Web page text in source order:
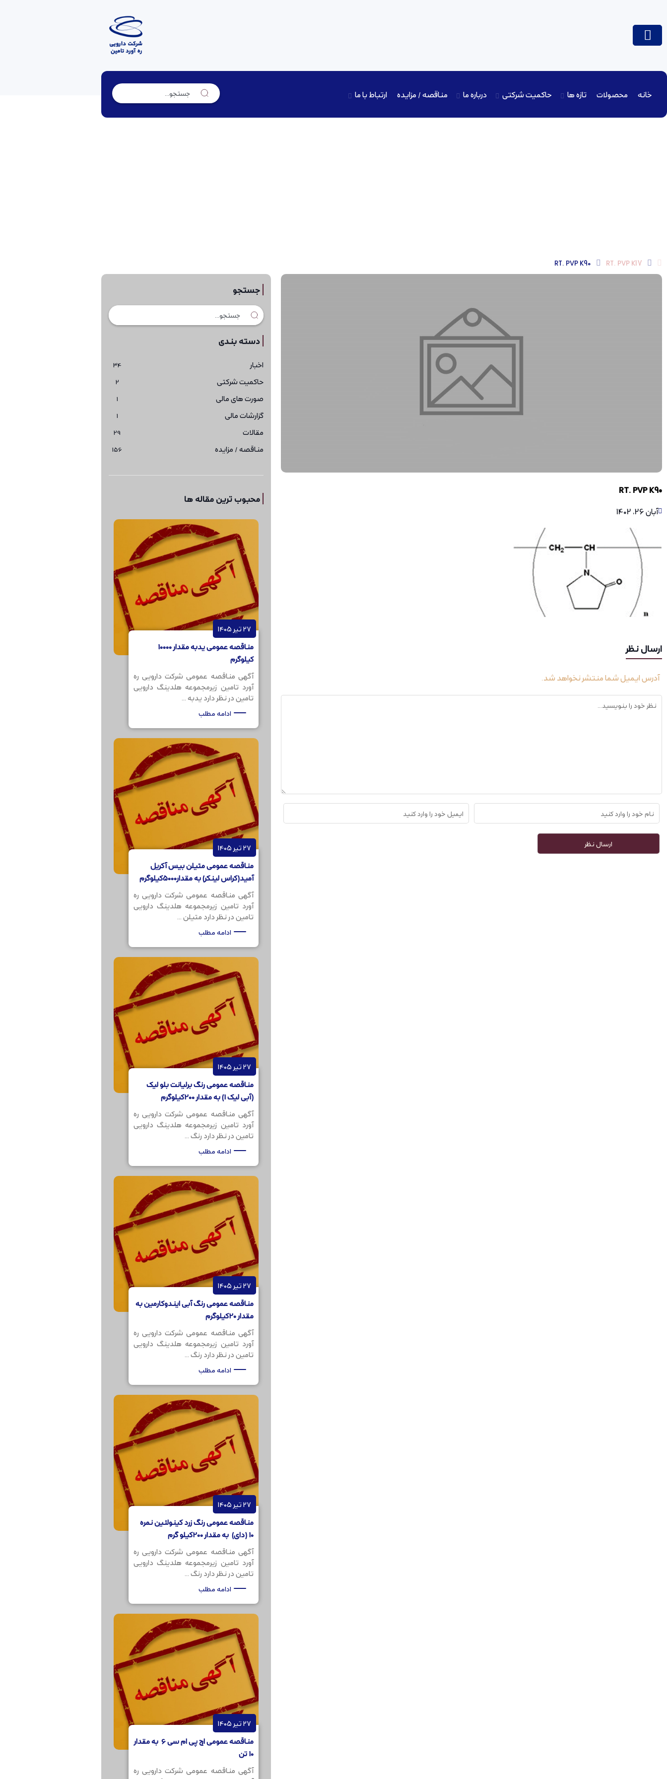
خانه محصولات تازه ها حاکمیت شرکتی درباره ما مناقصه / مزایده ارتباط با ما
RT. PVP K17
RT. PVP K90
RT. PVP K90
آبان 26, 1402
ارسال نظر
آدرس ایمیل شما منتشر نخواهد شد.
جستجو
دسته بندی
اخبار 34
حاکمیت شرکتی 2
صورت های مالی 1
گزارشات مالی 1
مقالات 29
مناقصه / مزایده 156
محبوب ترین مقاله ها
27 تیر 1405
مناقصه عمومی یدبه مقدار 10000
کیلوگرم
آگهی مناقصه عمومی شرکت دارویی ره
آورد تامین زیرمجموعه هلدینگ دارویی
تامین در نظر دارد یدبه ...
ادامه مطلب
27 تیر 1405
مناقصه عمومی متیلن بیس آکریل
آمید(کراس لینکر) به مقدار5000کیلوگرم
آگهی مناقصه عمومی شرکت دارویی ره
آورد تامین زیرمجموعه هلدینگ دارویی
تامین در نظر دارد متیلن ...
ادامه مطلب
27 تیر 1405
مناقصه عمومی رنگ برلیانت بلو لیک
(آبی لیک 1) به مقدار 200کیلوگرم
آگهی مناقصه عمومی شرکت دارویی ره
آورد تامین زیرمجموعه هلدینگ دارویی
تامین در نظر دارد رنگ ...
ادامه مطلب
27 تیر 1405
مناقصه عمومی رنگ آبی ایندوکارمین به
مقدار 20کیلوگرم
آگهی مناقصه عمومی شرکت دارویی ره
آورد تامین زیرمجموعه هلدینگ دارویی
تامین در نظر دارد رنگ ...
ادامه مطلب
27 تیر 1405
مناقصه عمومی رنگ زرد کینولئین نمره
10 (دای) به مقدار 200کیلو گرم
آگهی مناقصه عمومی شرکت دارویی ره
آورد تامین زیرمجموعه هلدینگ دارویی
تامین در نظر دارد رنگ ...
ادامه مطلب
27 تیر 1405
مناقصه عمومی اچ پی ام سی 6 به مقدار
10 تن
آگهی مناقصه عمومی شرکت دارویی ره